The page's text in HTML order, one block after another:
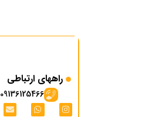
راههای ارتباطی
09136125466